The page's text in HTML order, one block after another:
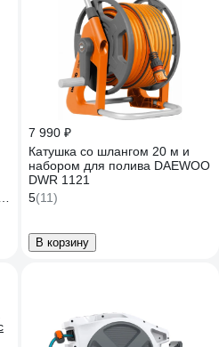
7 990 ₽
Катушка со шлангом 20 м и
набором для полива DAEWOO
DWR 1121
5(11)
В корзину